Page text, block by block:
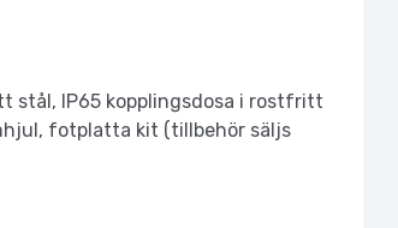
IP65 kopplingsdosa i rostfritt
fotplatta kit (tillbehör säljs